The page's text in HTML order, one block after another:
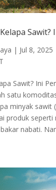
Sawit?
| Jul 8, 2025
Sawit? Ini
satu
minyak sawit
produk seperti
nabati.